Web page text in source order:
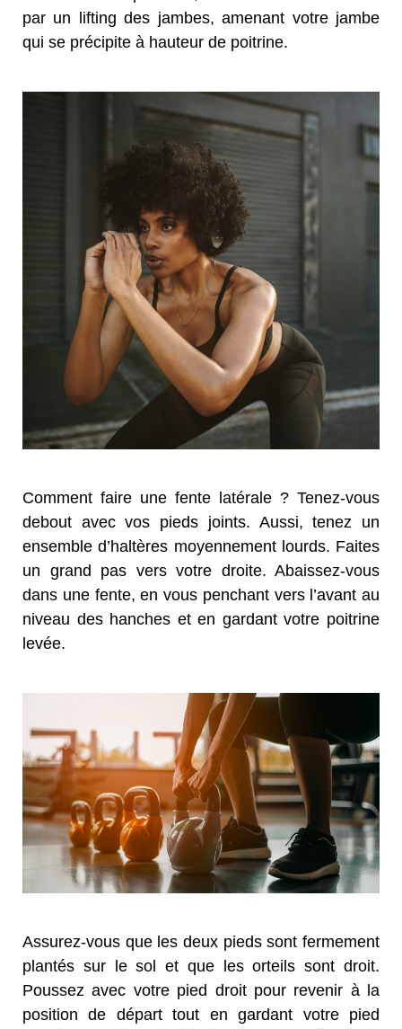
par un lifting des jambes, amenant votre jambe
qui se précipite à hauteur de poitrine.
Comment faire une fente latérale ? Tenez-vous
debout avec vos pieds joints. Aussi, tenez un
ensemble d’haltères moyennement lourds. Faites
un grand pas vers votre droite. Abaissez-vous
dans une fente, en vous penchant vers l’avant au
niveau des hanches et en gardant votre poitrine
levée.
Assurez-vous que les deux pieds sont fermement
plantés sur le sol et que les orteils sont droit.
Poussez avec votre pied droit pour revenir à la
position de départ tout en gardant votre pied